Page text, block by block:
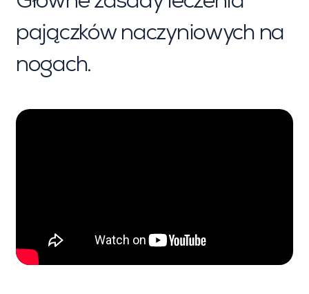
pajączków naczyniowych na
nogach.